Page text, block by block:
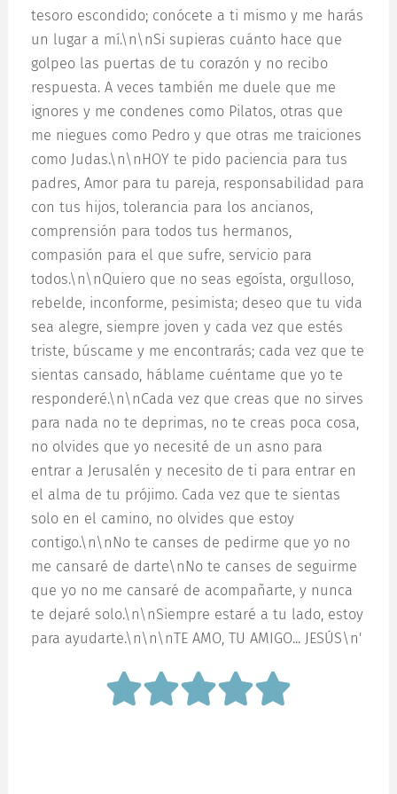
tesoro escondido; conócete a ti mismo y me harás
un lugar a mí.\n\nSi supieras cuánto hace que
golpeo las puertas de tu corazón y no recibo
respuesta. A veces también me duele que me
ignores y me condenes como Pilatos, otras que
me niegues como Pedro y que otras me traiciones
como Judas.\n\nHOY te pido paciencia para tus
padres, Amor para tu pareja, responsabilidad para
con tus hijos, tolerancia para los ancianos,
comprensión para todos tus hermanos,
compasión para el que sufre, servicio para
todos.\n\nQuiero que no seas egoísta, orgulloso,
rebelde, inconforme, pesimista; deseo que tu vida
sea alegre, siempre joven y cada vez que estés
triste, búscame y me encontrarás; cada vez que te
sientas cansado, háblame cuéntame que yo te
responderé.\n\nCada vez que creas que no sirves
para nada no te deprimas, no te creas poca cosa,
no olvides que yo necesité de un asno para
entrar a Jerusalén y necesito de ti para entrar en
el alma de tu prójimo. Cada vez que te sientas
solo en el camino, no olvides que estoy
contigo.\n\nNo te canses de pedirme que yo no
me cansaré de darte\nNo te canses de seguirme
que yo no me cansaré de acompañarte, y nunca
te dejaré solo.\n\nSiempre estaré a tu lado, estoy
para ayudarte.\n\n\nTE AMO, TU AMIGO... JESÚS\n'